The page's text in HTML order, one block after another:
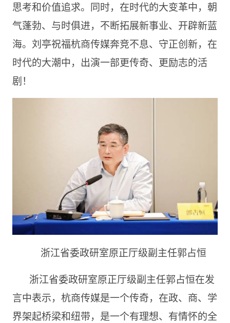
思考和价值追求。同时，在时代的大变革中，朝
气蓬勃、与时俱进，不断拓展新事业、开辟新蓝
海。刘亭祝福杭商传媒奔竞不息、守正创新，在
时代的大潮中，出演一部更传奇、更励志的活
剧！
浙江省委政研室原正厅级副主任郭占恒
浙江省委政研室原正厅级副主任郭占恒在发
言中表示，杭商传媒是一个传奇，在政、商、学
界架起桥梁和纽带，是一个有理想、有情怀的全